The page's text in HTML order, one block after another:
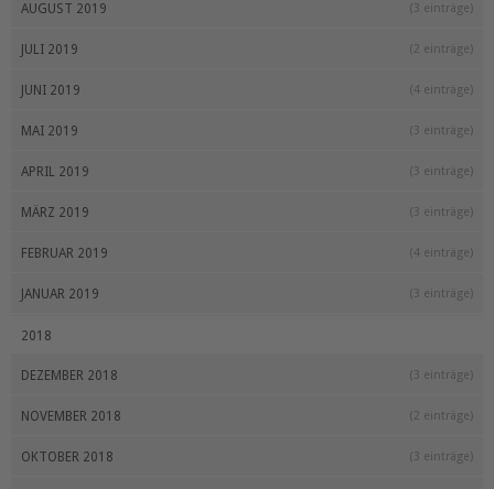
AUGUST 2019 (3 einträge)
JULI 2019 (2 einträge)
JUNI 2019 (4 einträge)
MAI 2019 (3 einträge)
APRIL 2019 (3 einträge)
MÄRZ 2019 (3 einträge)
FEBRUAR 2019 (4 einträge)
JANUAR 2019 (3 einträge)
2018
DEZEMBER 2018 (3 einträge)
NOVEMBER 2018 (2 einträge)
OKTOBER 2018 (3 einträge)